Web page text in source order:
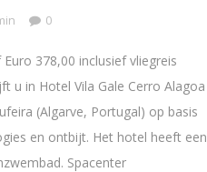
0
Euro 378,00 inclusief vliegreis
u in Hotel Vila Gale Cerro Alagoa
(Algarve, Portugal) op basis
en ontbijt. Het hotel heeft een
Spacenter